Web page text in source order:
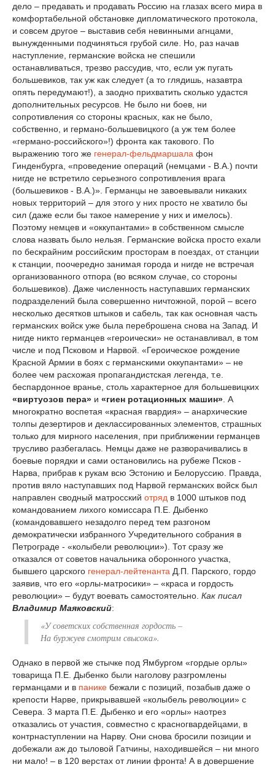
дело – предавать и продавать Россию на глазах всего мира в
комфортабельной обстановке дипломатического протокола,
и совсем другое – выставив себя невинными агнцами,
вынужденными подчиняться грубой силе. Но, раз начав
наступление, германские войска не спешили
останавливаться, трезво рассудив, что, если уж пугать
большевиков, так уж как следует (а то глядишь, назавтра
опять передумают!), а заодно прихватить сколько удастся
дополнительных ресурсов. Не было ни боев, ни
сопротивления со стороны красных, как не было,
собственно, и германо-большевицкого (а уж тем более
«германо-российского»!) фронта как такового. По
выражению того же генерал-фельдмаршала фон
Гинденбурга, «проведение операций (немцами - В.А.) почти
нигде не встретило серьезного сопротивления врага
(большевиков - В.А.)». Германцы не завоевывали никаких
новых территорий – для этого у них просто не хватило бы
сил (даже если бы такое намерение у них и имелось).
Поэтому немцев и «оккупантами» в собственном смысле
слова назвать было нельзя. Германские войска просто ехали
по бескрайним российским просторам в поездах, от станции
к станции, поочередно занимая города и нигде не встречая
организованного отпора (во всяком случае, со стороны
большевиков). Даже численность наступавших германских
подразделений была совершенно ничтожной, порой – всего
несколько десятков штыков и сабель, так как основная часть
германских войск уже была переброшена снова на Запад. И
нигде никто германцев «героически» не останавливал, в том
числе и под Псковом и Нарвой. «Героическое рождение
Красной Армии в боях с германскими оккупантами» – не
более чем расхожая пропагандистская легенда, т.е.
беспардонное вранье, столь характерное для большевицких
«виртуозов пера» и «гиен ротационных машин» . А
многократно воспетая «красная гвардия» – анархические
толпы дезертиров и деклассированных элементов, страшных
только для мирного населения, при приближении германцев
трусливо разбегалась. Немцы даже не разворачивались в
боевые порядки и сами остановились на рубеже Псков -
Нарва, прибрав к рукам всю Эстонию и Белоруссию. Правда,
против вяло наступавших под Нарвой германских войск был
направлен сводный матросский отряд в 1000 штыков под
командованием лихого комиссара П.Е. Дыбенко
(командовавшего незадолго перед тем разгоном
демократически избранного Учредительного собрания в
Петрограде - «колыбели революции»). Тот сразу же
отказался от советов начальника оборонного участка,
бывшего царского генерал-лейтенанта Д.П. Парского, гордо
заявив, что его «орлы-матросики» – «краса и гордость
революции» – будут воевать самостоятельно. Как писал
Владимир Маяковский:
«У советских собственная гордость –
На буржуев смотрим свысока».
Однако в первой же стычке под Ямбургом «гордые орлы»
товарища П.Е. Дыбенко были наголову разгромлены
германцами и в панике бежали с позиций, позабыв даже о
крепости Нарве, прикрывавшей «колыбель революции» с
Севера. 3 марта П.Е. Дыбенко и его «орлы» наотрез
отказались от участия, совместно с красногвардейцами, в
контрнаступлении на Нарву. Они снова бросили позиции и
добежали аж до тыловой Гатчины, находившейся – ни много
ни мало! – в 120 верстах от линии фронта! А в довершение